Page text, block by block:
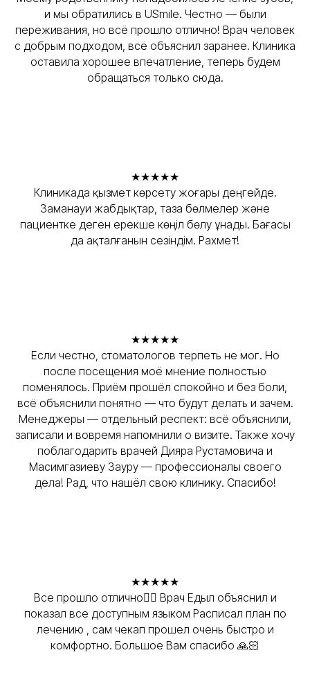
и мы обратились в USmile. Честно — были
переживания, но всё прошло отлично! Врач человек
с добрым подходом, всё объяснил заранее. Клиника
оставила хорошее впечатление, теперь будем
обращаться только сюда.
★★★★★
Клиникада қызмет көрсету жоғары деңгейде.
Заманауи жабдықтар, таза бөлмелер және
пациентке деген ерекше көңіл бөлу ұнады. Бағасы
да ақталғанын сезіндім. Рахмет!
★★★★★
Если честно, стоматологов терпеть не мог. Но
после посещения моё мнение полностью
поменялось. Приём прошёл спокойно и без боли,
всё объяснили понятно — что будут делать и зачем.
Менеджеры — отдельный респект: всё объяснили,
записали и вовремя напомнили о визите. Также хочу
поблагодарить врачей Дияра Рустамовича и
Масимгазиеву Зауру — профессионалы своего
дела! Рад, что нашёл свою клинику. Спасибо!
★★★★★
Все прошло отлично👍🏼 Врач Едыл объяснил и
показал все доступным языком Расписал план по
лечению , сам чекап прошел очень быстро и
комфортно. Большое Вам спасибо 🙏🏻